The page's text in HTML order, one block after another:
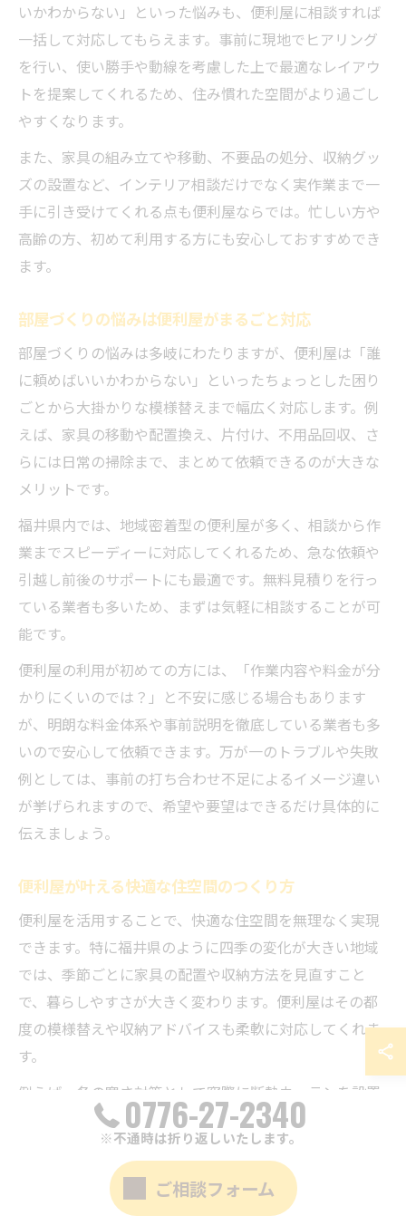
いかわからない」といった悩みも、便利屋に相談すれば
一括して対応してもらえます。事前に現地でヒアリング
を行い、使い勝手や動線を考慮した上で最適なレイアウ
トを提案してくれるため、住み慣れた空間がより過ごし
やすくなります。
また、家具の組み立てや移動、不要品の処分、収納グッ
ズの設置など、インテリア相談だけでなく実作業まで一
手に引き受けてくれる点も便利屋ならでは。忙しい方や
高齢の方、初めて利用する方にも安心しておすすめでき
ます。
部屋づくりの悩みは便利屋がまるごと対応
部屋づくりの悩みは多岐にわたりますが、便利屋は「誰
に頼めばいいかわからない」といったちょっとした困り
ごとから大掛かりな模様替えまで幅広く対応します。例
えば、家具の移動や配置換え、片付け、不用品回収、さ
らには日常の掃除まで、まとめて依頼できるのが大きな
メリットです。
福井県内では、地域密着型の便利屋が多く、相談から作
業までスピーディーに対応してくれるため、急な依頼や
引越し前後のサポートにも最適です。無料見積りを行っ
ている業者も多いため、まずは気軽に相談することが可
能です。
便利屋の利用が初めての方には、「作業内容や料金が分
かりにくいのでは？」と不安に感じる場合もあります
が、明朗な料金体系や事前説明を徹底している業者も多
いので安心して依頼できます。万が一のトラブルや失敗
例としては、事前の打ち合わせ不足によるイメージ違い
が挙げられますので、希望や要望はできるだけ具体的に
伝えましょう。
便利屋が叶える快適な住空間のつくり方
便利屋を活用することで、快適な住空間を無理なく実現
できます。特に福井県のように四季の変化が大きい地域
では、季節ごとに家具の配置や収納方法を見直すこと
で、暮らしやすさが大きく変わります。便利屋はその都
度の模様替えや収納アドバイスも柔軟に対応してくれま
す。
例えば、冬の寒さ対策として窓際に断熱カーテンを設置
したり、夏場は風通しを考えて家具を移動するなど、地
域の気候に合わせた提案も可能です。また、住まいの動
線改善や子育て世帯向けの安全対策、シニア世代のバリ
アフリー化など、年齢や家族構成に応じたきめ細かなサ
0776-27-2340
※不通時は折り返しいたします。
ご相談フォーム